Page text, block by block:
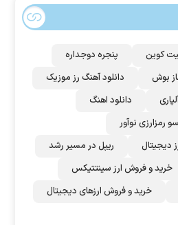
کوین
پنجره دوجداره
بوش
دانلود آهنگ رز‌ موزیک
دانلود اهنگ
رمزارزی نوآور
دیجیتال
ریپل در مسیر رشد
خرید و فروش ارز سینتتیکس
خرید و فروش ارزهای دیجیتال